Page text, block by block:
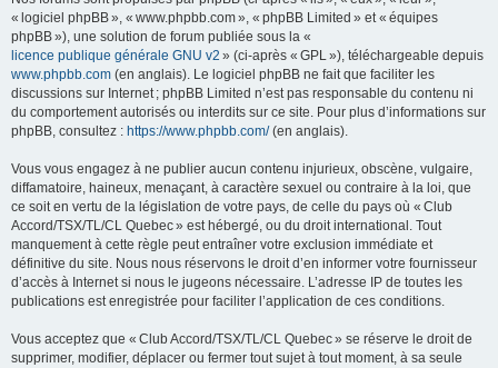
« logiciel phpBB », « www.phpbb.com », « phpBB Limited » et « équipes
phpBB »), une solution de forum publiée sous la «
licence publique générale GNU v2 » (ci-après « GPL »), téléchargeable depuis
www.phpbb.com (en anglais). Le logiciel phpBB ne fait que faciliter les
discussions sur Internet ; phpBB Limited n’est pas responsable du contenu ni
du comportement autorisés ou interdits sur ce site. Pour plus d’informations sur
phpBB, consultez : https://www.phpbb.com/(en anglais).
Vous vous engagez à ne publier aucun contenu injurieux, obscène, vulgaire,
diffamatoire, haineux, menaçant, à caractère sexuel ou contraire à la loi, que
ce soit en vertu de la législation de votre pays, de celle du pays où « Club
Accord/TSX/TL/CL Quebec » est hébergé, ou du droit international. Tout
manquement à cette règle peut entraîner votre exclusion immédiate et
définitive du site. Nous nous réservons le droit d’en informer votre fournisseur
d’accès à Internet si nous le jugeons nécessaire. L’adresse IP de toutes les
publications est enregistrée pour faciliter l’application de ces conditions.
Vous acceptez que « Club Accord/TSX/TL/CL Quebec » se réserve le droit de
supprimer, modifier, déplacer ou fermer tout sujet à tout moment, à sa seule